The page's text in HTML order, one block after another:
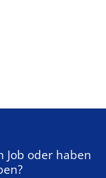
Job oder haben